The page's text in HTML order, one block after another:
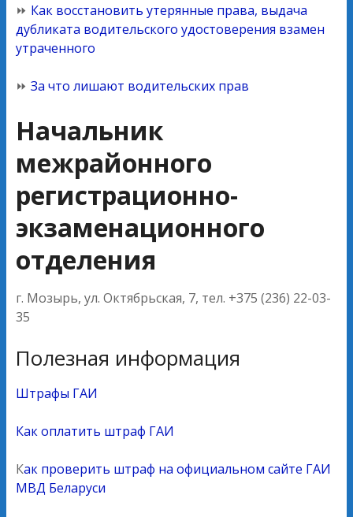
⏩ Как восстановить утерянные права, выдача
дубликата водительского удостоверения взамен
утраченного
⏩ За что лишают водительских прав
Начальник
межрайонного
регистрационно-
экзаменационного
отделения
г. Мозырь, ул. Октябрьская, 7, тел. +375 (236) 22-03-
35
Полезная информация
Штрафы ГАИ
Как оплатить штраф ГАИ
Как проверить штраф на официальном сайте ГАИ
МВД Беларуси